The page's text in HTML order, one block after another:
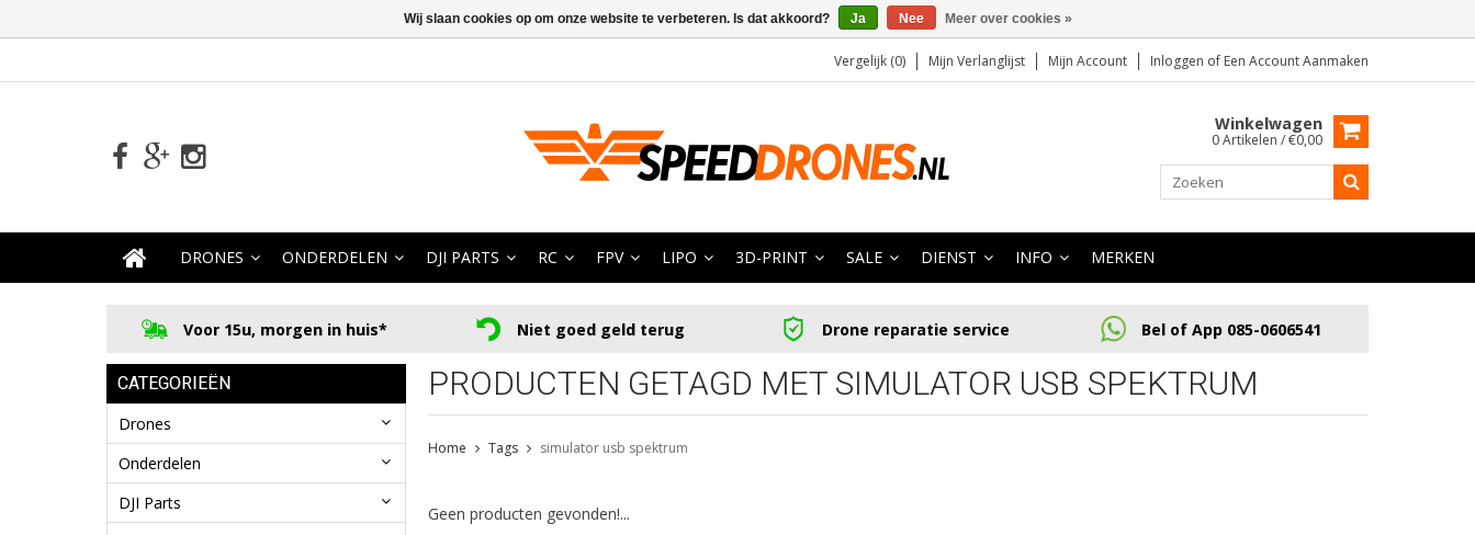
Vergelijk (0) Mijn Verlanglijst Mijn Account Inloggen of Een Account Aanmaken
Winkelwagen
0 Artikelen / €0,00
DRONES ONDERDELEN DJI PARTS RC FPV LIPO 3D-PRINT SALE DIENST INFO MERKEN
Voor 15u, morgen in huis* Niet goed geld terug Drone reparatie service Bel of App 085-0606541
CATEGORIEËN
Drones
Onderdelen
DJI Parts
PRODUCTEN GETAGD MET SIMULATOR USB SPEKTRUM
Home Tags simulator usb spektrum
Geen producten gevonden!...
Wij slaan cookies op om onze website te verbeteren. Is dat akkoord? Ja Nee Meer over cookies »